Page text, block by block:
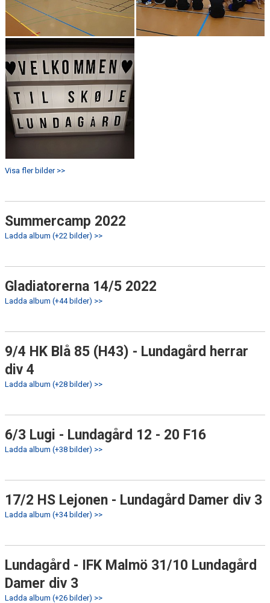
Visa fler bilder >>
Summercamp 2022
Ladda album (+22 bilder) >>
Gladiatorerna 14/5 2022
Ladda album (+44 bilder) >>
9/4 HK Blå 85 (H43) - Lundagård herrar
div 4
Ladda album (+28 bilder) >>
6/3 Lugi - Lundagård 12 - 20 F16
Ladda album (+38 bilder) >>
17/2 HS Lejonen - Lundagård Damer div 3
Ladda album (+34 bilder) >>
Lundagård - IFK Malmö 31/10 Lundagård
Damer div 3
Ladda album (+26 bilder) >>